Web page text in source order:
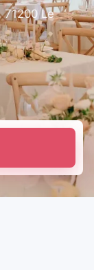
71200 Le